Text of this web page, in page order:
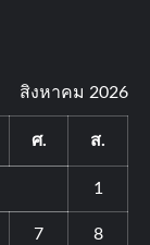
สิงหาคม 2026
ศ. ส.
1
7 8